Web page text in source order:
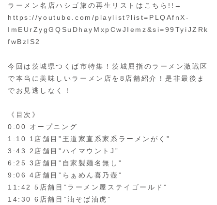
ラーメン名店ハシゴ旅の再生リストはこちら!!→
https://youtube.com/playlist?list=PLQAfnX-
ImEUrZygGQSuDhayMxpCwJIemz&si=99TyiJZRk
fwBzlS2
今回は茨城県つくば市特集！茨城屈指のラーメン激戦区
で本当に美味しいラーメン店を8店舗紹介！是非最後ま
でお見逃しなく！
《目次》
0:00 オープニング
1:10 1店舗目”王道家直系家系ラーメンがく”
3:43 2店舗目”ハイマウントJ”
6:25 3店舗目”自家製麺名無し”
9:06 4店舗目”らぁめん喜乃壺”
11:42 5店舗目”ラーメン屋ステイゴールド”
14:30 6店舗目”油そば油虎”